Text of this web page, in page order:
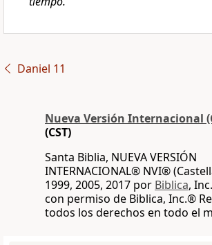
Daniel 11
Nueva Versión Internacional
(CST)
Santa Biblia, NUEVA VERSIÓN
INTERNACIONAL® NVI®
1999, 2005, 2017 por Biblica,
con permiso de Biblica, Inc.®
todos los derechos en todo el